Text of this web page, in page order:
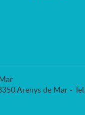
Arenys de Mar -